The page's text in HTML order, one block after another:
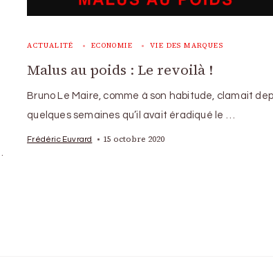
ACTUALITÉ ECONOMIE VIE DES MARQUES
Malus au poids : Le revoilà !
Bruno Le Maire, comme à son habitude, clamait
quelques semaines qu’il avait éradiqué le …
Frédéric Euvrard 15 octobre 2020